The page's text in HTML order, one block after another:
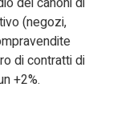
(negozi,
di contratti di
+2%.